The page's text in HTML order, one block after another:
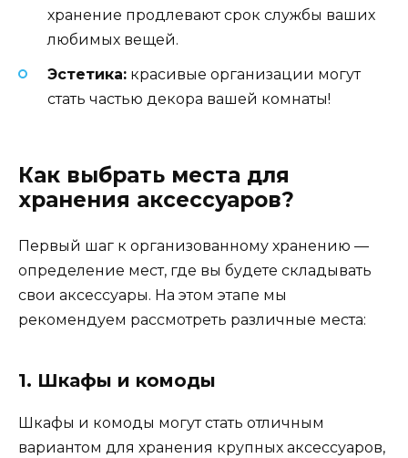
хранение продлевают срок службы ваших
любимых вещей.
Эстетика: красивые организации могут
стать частью декора вашей комнаты!
Как выбрать места для
хранения аксессуаров?
Первый шаг к организованному хранению —
определение мест, где вы будете складывать
свои аксессуары. На этом этапе мы
рекомендуем рассмотреть различные места:
1. Шкафы и комоды
Шкафы и комоды могут стать отличным
вариантом для хранения крупных аксессуаров,